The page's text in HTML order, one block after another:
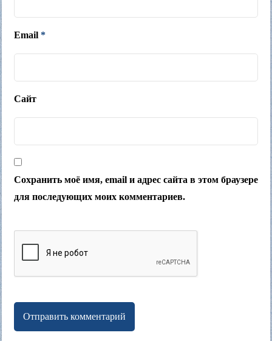
Email *
Сайт
Сохранить моё имя, email и адрес сайта в этом браузере
для последующих моих комментариев.